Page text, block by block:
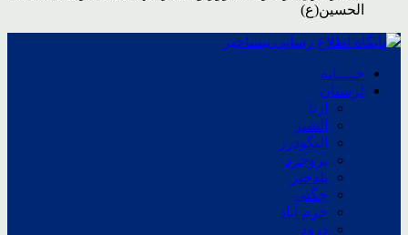
الحسین(ع)
خــــانه
لرستان
ازنا
الشتر
الیگودرز
بروجرد
پلدختر
چگنی
خرم آباد
درود